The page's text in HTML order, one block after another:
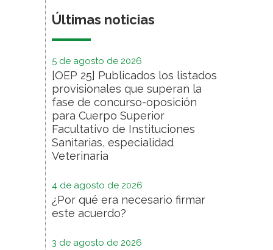
Últimas noticias
5 de agosto de 2026
[OEP 25] Publicados los listados
provisionales que superan la
fase de concurso-oposición
para Cuerpo Superior
Facultativo de Instituciones
Sanitarias, especialidad
Veterinaria
4 de agosto de 2026
¿Por qué era necesario firmar
este acuerdo?
3 de agosto de 2026